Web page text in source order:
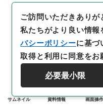
サムネイル 資料情報 画面操作
ご訪問いただきありが
私たちがより良い情報
バシーポリシーに基
取得と利用に同意をお
必要最小限